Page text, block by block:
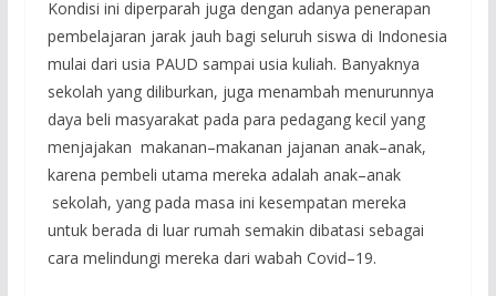
Kondisi ini diperparah juga dengan adanya penerapan
pembelajaran jarak jauh bagi seluruh siswa di Indonesia
mulai dari usia PAUD sampai usia kuliah. Banyaknya
sekolah yang diliburkan, juga menambah menurunnya
daya beli masyarakat pada para pedagang kecil yang
menjajakan makanan–makanan jajanan anak–anak,
karena pembeli utama mereka adalah anak–anak
sekolah, yang pada masa ini kesempatan mereka
untuk berada di luar rumah semakin dibatasi sebagai
cara melindungi mereka dari wabah Covid–19.